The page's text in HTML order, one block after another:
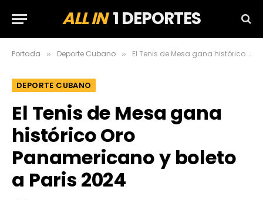
ALL IN1 DEPORTES
Portada » Deporte Cubano » El Tenis de Mesa gana histórico Oro Panamericano y boleto a Paris 2024
DEPORTE CUBANO
El Tenis de Mesa gana
histórico Oro
Panamericano y boleto
a Paris 2024